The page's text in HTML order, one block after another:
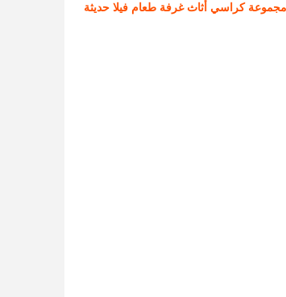
كراسي أثاث غرفة طعام فيلا حديثة